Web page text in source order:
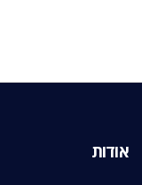
אודות